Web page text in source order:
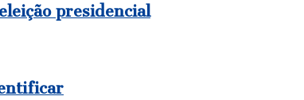
presidencial